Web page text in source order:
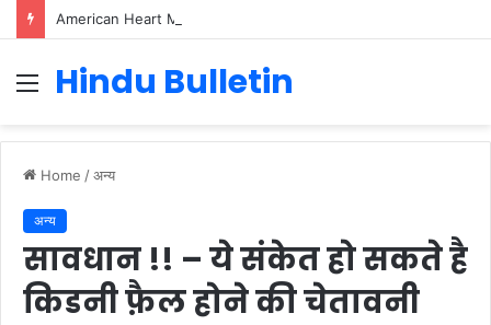
Menu
Hindu Bulletin
Home /अन्य
अन्य
सावधान !! – ये संकेत हो सकते है
किडनी फ़ैल होने की चेतावनी